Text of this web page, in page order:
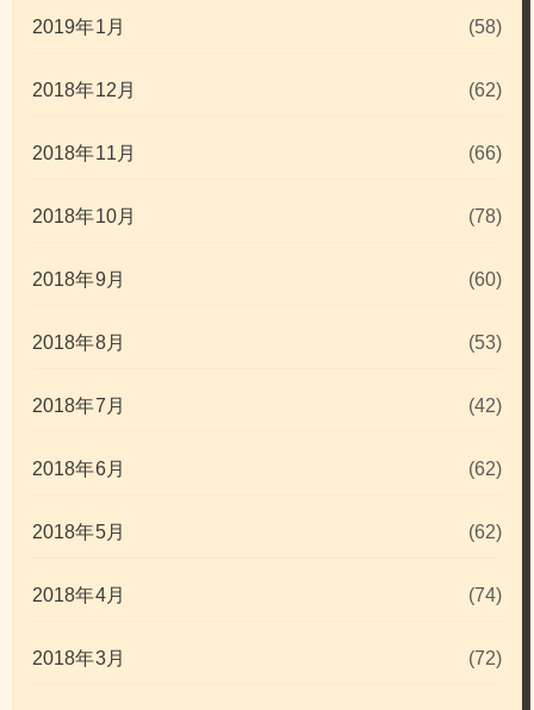
2019年1月 (58)
2018年12月 (62)
2018年11月 (66)
2018年10月 (78)
2018年9月 (60)
2018年8月 (53)
2018年7月 (42)
2018年6月 (62)
2018年5月 (62)
2018年4月 (74)
2018年3月 (72)